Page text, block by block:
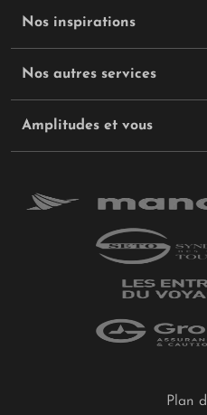
Nos inspirations
Nos autres services
Amplitudes et vous
Plan